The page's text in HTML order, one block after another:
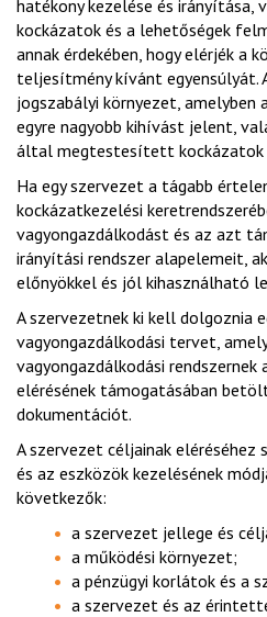
hatékony kezelése és
kockázatok és a lehetőségek
annak érdekében, hogy elérjék a
teljesítmény kívánt egyensúlyát.
jogszabályi környezet, amelyben
egyre nagyobb kihívást jelent,
által megtestesített kockázatok
Ha egy szervezet a tágabb
kockázatkezelési
vagyongazdálkodást és az azt
irányítási rendszer alapelemeit,
előnyökkel és jól kihasználható
A szervezetnek ki kell dolgoznia
vagyongazdálkodási tervet,
vagyongazdálkodási
elérésének támogatásában
dokumentációt.
A szervezet céljainak eléréséhez
és az eszközök kezelésének
következők:
a szervezet jellege és
a működési környezet;
a pénzügyi korlátok és a
a szervezet és az